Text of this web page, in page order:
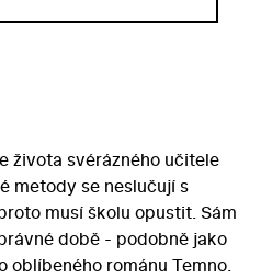
života svérázného učitele
metody se neslučují s
musí školu opustit. Sám
době - podobně jako
oblíbeného románu Temno.